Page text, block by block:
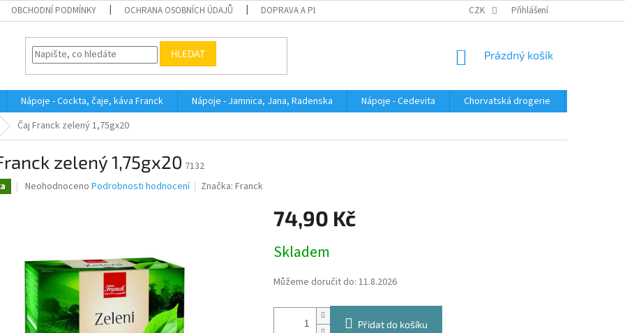
OBCHODNÍ PODMÍNKY OCHRANA OSOBNÍCH ÚDAJŮ DOPRAVA A PLATBA VELKOOBCHOD
CZK Přihlášení
HLEDAT
NÁKUPNÍ
Prázdný košík
Nápoje - Cockta, čaje, káva Franck Nápoje - Jamnica, Jana, Radenska Nápoje - Cedevita Chorvatská drogerie
Čaj Franck zelený 1,75gx20
zelený 1,75gx20 7132
Průměrné
5
hvězdiček.
Neohodnoceno Podrobnosti hodnocení Značka:Franck
74,90 Kč
cena:
Skladem
Můžeme doručit do: 11.8.2026
Přidat do košíku